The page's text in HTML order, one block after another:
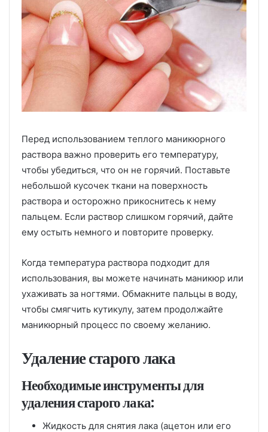
Перед использованием теплого маникюрного
раствора важно проверить его температуру,
чтобы убедиться, что он не горячий. Поставьте
небольшой кусочек ткани на поверхность
раствора и осторожно прикоснитесь к нему
пальцем. Если раствор слишком горячий, дайте
ему остыть немного и повторите проверку.
Когда температура раствора подходит для
использования, вы можете начинать маникюр или
ухаживать за ногтями. Обмакните пальцы в воду,
чтобы смягчить кутикулу, затем продолжайте
маникюрный процесс по своему желанию.
Удаление старого лака
Необходимые инструменты для
удаления старого лака:
Жидкость для снятия лака (ацетон или его